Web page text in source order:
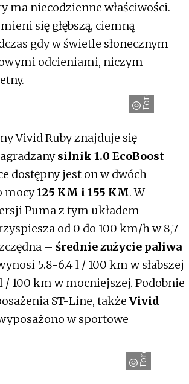
ma niecodzienne właściwości.
się głębszą, ciemną
gdy w świetle słonecznym
odcieniami, niczym
Ford
Vivid Ruby znajduje się
silnik 1.0 EcoBoost
dostępny jest on w dwóch
mocy125 KM i 155 KM. W
Puma z tym układem
od 0 do 100 km/h w 8,7
– średnie zużycie paliwa
5.8-6.4 l / 100 km w słabszej
/ 100 km w mocniejszej. Podobnie
ST-Line, także Vivid
w sportowe
Ford